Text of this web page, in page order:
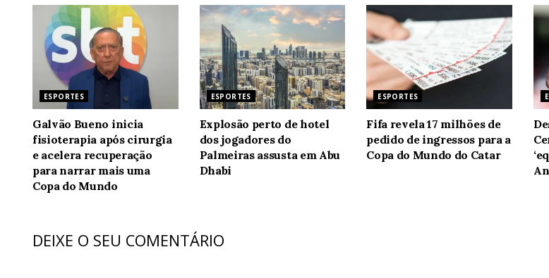
ESPORTES
Galvão Bueno inicia
fisioterapia após cirurgia
e acelera recuperação
para narrar mais uma
Copa do Mundo
ESPORTES
Explosão perto de hotel
dos jogadores do
Palmeiras assusta em Abu
Dhabi
ESPORTES
Fifa revela 17 milhões de
pedido de ingressos para a
Copa do Mundo do Catar
DEIXE O SEU COMENTÁRIO